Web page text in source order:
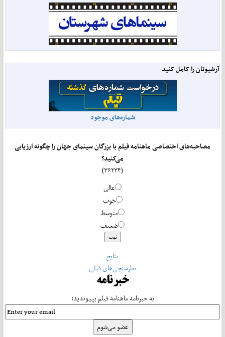
آرشیوتان را کامل کنید
شماره‌های موجود
مصاحبه‌های اختصاصی ماهنامه فیلم با بزرگان سینمای جهان را چگونه ارزیابی
می‌کنید؟
عالی
خوب
متوسط
ضعیف
نتایج
نظرسنجی‌های قبلی
خبرنامه
به خبرنامه ماهنامه فیلم بپیوندید: